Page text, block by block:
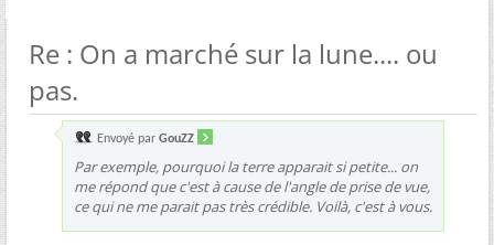
Re : On a marché sur la lune.... ou
pas.
Envoyé par GouZZ
Par exemple, pourquoi la terre apparait si petite... on
me répond que c'est à cause de l'angle de prise de vue,
ce qui ne me parait pas très crédible. Voilà, c'est à vous.